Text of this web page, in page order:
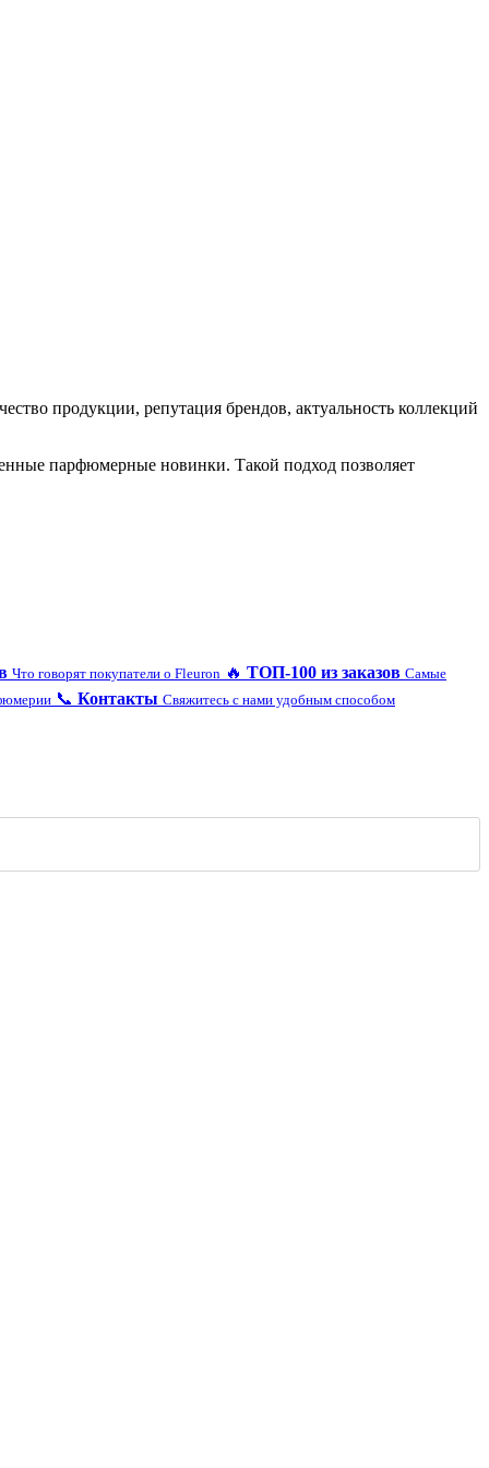
продукции, репутация брендов, актуальность коллекций
парфюмерные новинки. Такой подход позволяет
Что говорят покупатели о Fleuron 🔥 ТОП-100 из заказов Самые
📞 Контакты Свяжитесь с нами удобным способом